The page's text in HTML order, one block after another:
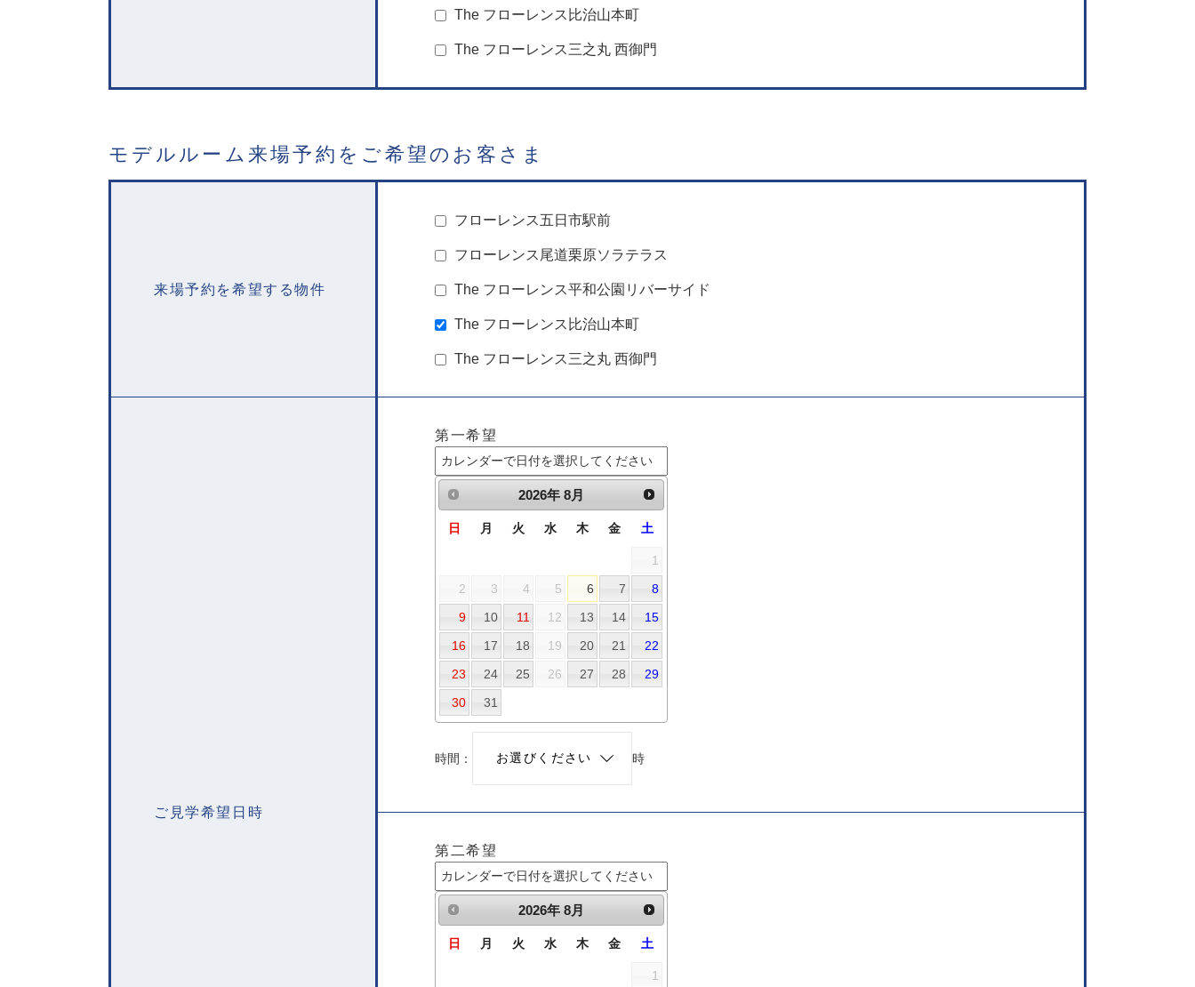
The フローレンス比治山本町
The フローレンス三之丸 西御門
モデルルーム来場予約をご希望のお客さま
来場予約を希望する物件
フローレンス五日市駅前
フローレンス尾道栗原ソラテラス
The フローレンス平和公園リバーサイド
The フローレンス比治山本町
The フローレンス三之丸 西御門
ご見学希望日時
第一希望
2026年 8月
日 月 火 水 木 金 土
1
2
3 4 5 6 7
8
9
10 11 12 13 14
15
16
17 18 19 20 21
22
23
24 25 26 27 28
29
30
31
時間： 時
第二希望
2026年 8月
日 月 火 水 木 金 土
1